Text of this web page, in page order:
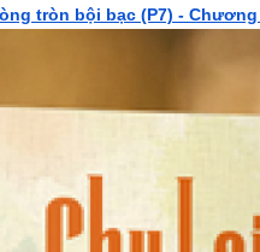
tròn bội bạc (P7) -